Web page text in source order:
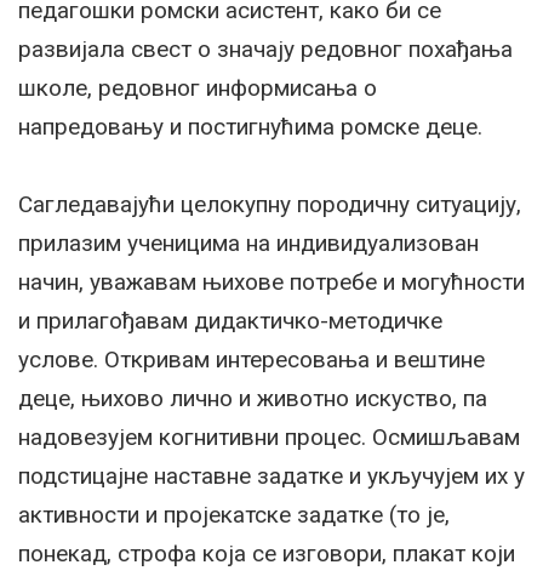
педагошки ромски асистент, како би се
развијала свест о значају редовног похађања
школе, редовног информисања о
напредовању и постигнућима ромске деце.
Сагледавајући целокупну породичну ситуацију,
прилазим ученицима на индивидуализован
начин, уважавам њихове потребе и могућности
и прилагођавам дидактичко-методичке
услове. Откривам интересовања и вештине
деце, њихово лично и животно искуство, па
надовезујем когнитивни процес. Осмишљавам
подстицајне наставне задатке и укључујем их у
активности и пројекатске задатке (то је,
понекад, строфа која се изговори, плакат који